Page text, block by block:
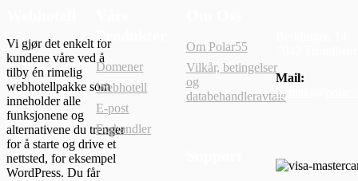
Vi gjør det enkelt for
kundene våre ved å
tilby én rimelig
webhotellpakke som
inneholder alle
funksjonene og
alternativene du trenger
for å starte og drive et
nettsted, for eksempel
WordPress. Du får
Produkter
Domener
Webhotell
E-post
Forhandler
Om Polar55
Vilkår, betingelser
og
databehandleravtale
Mail: